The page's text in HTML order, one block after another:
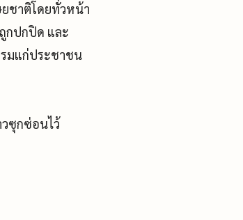
ชาติโดยทั่วหน้า
กปกปิด และ
รมแก่ประชาชน
วซุกซ่อนไว้